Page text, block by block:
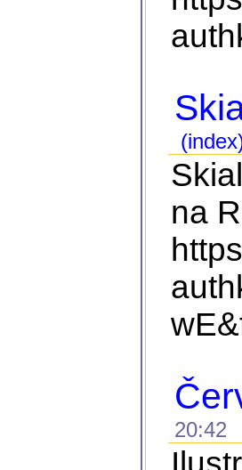
na
20:42